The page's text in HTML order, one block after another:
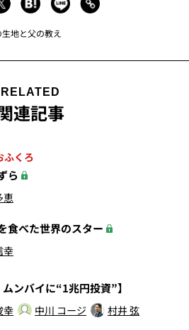
地と父の教え
RELATED
連記事
ふくろ
ら
恵
食べた世界のスター
幸
ムンバイに“1兆円投資”】
幸 中川 コージ 村井 弦